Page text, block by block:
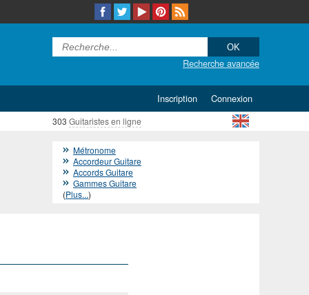
Recherche avancée
Connexion
Inscription
303 Guitaristes en ligne
Métronome
Accordeur Guitare
Accords Guitare
Gammes Guitare
(Plus...)